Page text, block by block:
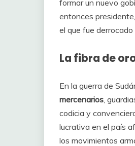
formar un nuevo
entonces
el que fue
La fibra de
En la guerra de
mercenarios ,
codicia y
lucrativa en el país
los movimientos